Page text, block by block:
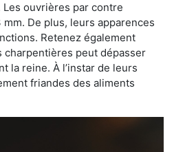
Les ouvrières par contre
De plus, leurs apparences
Retenez également
charpentières peut dépasser
la reine. À l’instar de leurs
friandes des aliments